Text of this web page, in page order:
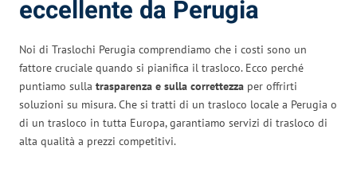
eccellente da Perugia
Noi di Traslochi Perugia comprendiamo che i costi sono un
fattore cruciale quando si pianifica il trasloco. Ecco perché
puntiamo sulla trasparenza e sulla correttezza per offrirti
soluzioni su misura. Che si tratti di un trasloco locale a Perugia o
di un trasloco in tutta Europa, garantiamo servizi di trasloco di
alta qualità a prezzi competitivi.